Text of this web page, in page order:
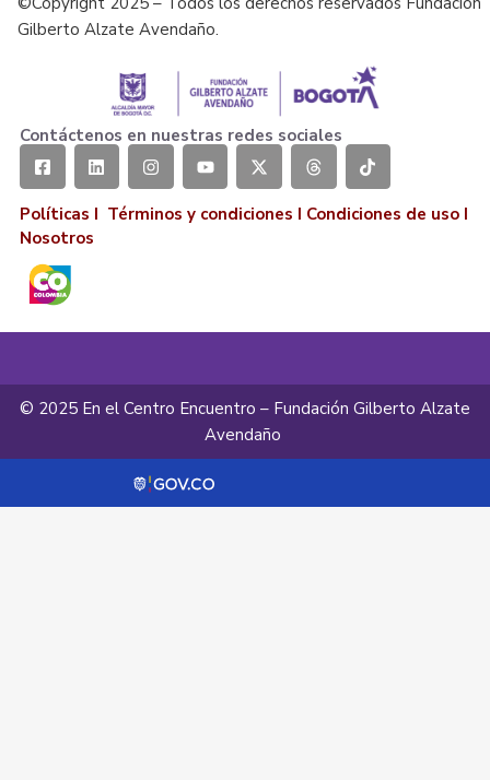
Gilberto Alzate Avendaño.
Contáctenos en nuestras redes sociales
Políticas I Términos y condiciones I Condiciones de uso I
Nosotros
© 2025 En el Centro Encuentro – Fundación Gilberto Alzate
Avendaño